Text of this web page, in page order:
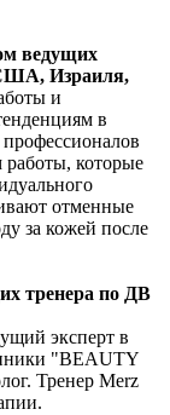
ведущих
США, Израиля,
и
в
которые
отменные
за кожей после
тренера по ДВ
эксперт в
"BEAUTY
Тренер Merz